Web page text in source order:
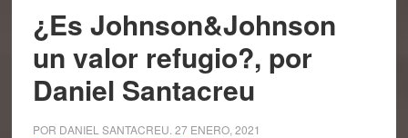
¿Es Johnson&Johnson
un valor refugio?, por
Daniel Santacreu
POR DANIEL SANTACREU 27 ENERO, 2021